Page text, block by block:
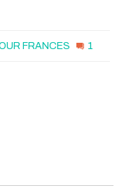
FRANCES 1